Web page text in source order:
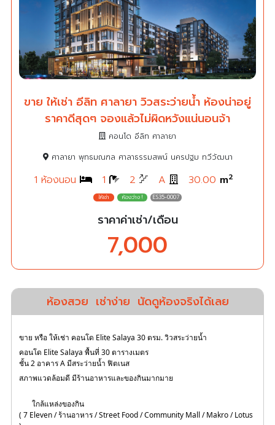
ขาย ให้เช่า อีลิท ศาลายา วิวสระว่ายน้ำ ห้องน่าอยู่
ราคาดีสุดๆ จองแล้วไม่ผิดหวังแน่นอนจ้า
คอนโด อีลิท ศาลายา
ศาลายา พุทธมณฑล ศาลาธรรมสพน์ นครปฐม ทวีวัฒนา
1 ห้องนอน 1 2 A 30.00 m2
ES35-0007
ราคาค่าเช่า/เดือน
7,000
ห้องสวย เช่าง่าย นัดดูห้องจริงได้เลย
ขาย หรือ ให้เช่า คอนโด Elite Salaya 30 ตรม. วิวสระว่ายน้ำ
คอนโด Elite Salaya พื้นที่ 30 ตารางเมตร
ชั้น 2 อาคาร A มีสระว่ายน้ำ ฟิตเนส
สภาพแวดล้อมดี มีร้านอาหารและของกินมากมาย
ใกล้แหล่งของกิน
( 7 Eleven / ร้านอาหาร / Street Food / Community Mall / Makro / Lotus